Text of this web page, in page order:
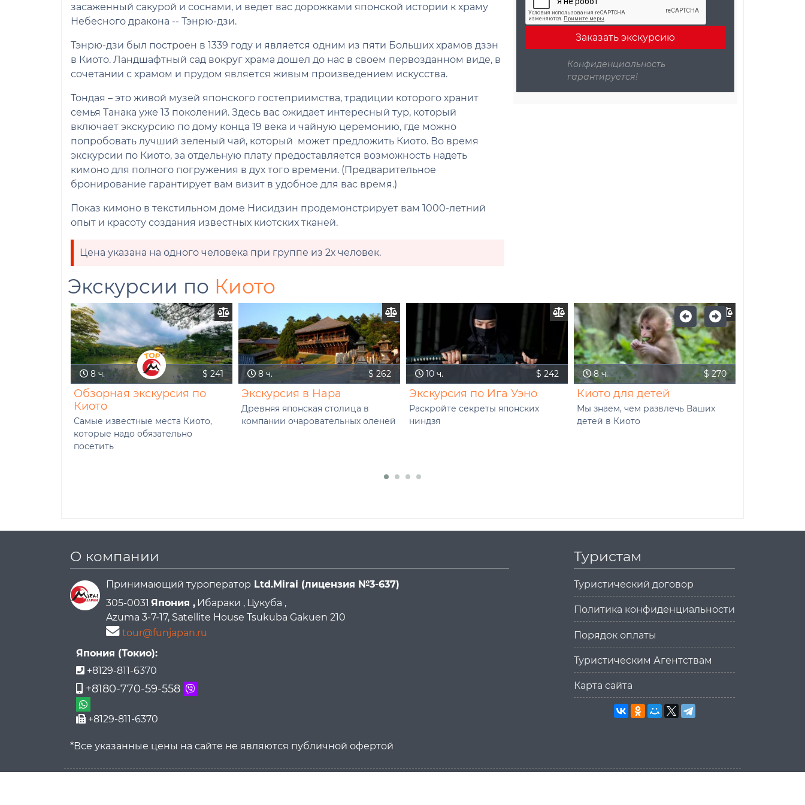
засаженный сакурой и соснами, и ведет вас дорожками японской истории к храму
Небесного дракона -- Тэнрю-дзи.
Тэнрю-дзи был построен в 1339 году и является одним из пяти Больших храмов дзэн
в Киото. Ландшафтный сад вокруг храма дошел до нас в своем первозданном виде, в
сочетании с храмом и прудом является живым произведением искусства.
Тондая – это живой музей японского гостеприимства, традиции которого хранит
семья Танака уже 13 поколений. Здесь вас ожидает интересный тур, который
включает экскурсию по дому конца 19 века и чайную церемонию, где можно
попробовать лучший зеленый чай, который может предложить Киото. Во время
экскурсии по Киото, за отдельную плату предоставляется возможность надеть
кимоно для полного погружения в дух того времени. (Предварительное
бронирование гарантирует вам визит в удобное для вас время.)
Показ кимоно в текстильном доме Нисидзин продемонстрирует вам 1000-летний
опыт и красоту создания известных киотских тканей.
Цена указана на одного человека при группе из 2х человек.
о
в
к
и
и
е
Экскурсии по Киото
8 ч. $ 241
Обзорная экскурсия по
Киото
Самые известные места Киото,
которые надо обязательно
посетить
8 ч. $ 262
Экскурсия в Нара
Древняя японская столица в
компании очаровательных оленей
10 ч. $ 242
Экскурсия по Ига Уэно
Раскройте секреты японских
ниндзя
8 ч. $ 270
Киото для детей
Мы знаем, чем развлечь Ваших
детей в Киото
О компании
Принимающий туроператор Ltd.Mirai (лицензия №3-637)
305-0031 Япония , Ибараки , Цукуба ,
Azuma 3-7-17, Satellite House Tsukuba Gakuen 210
tour@funjapan.ru
Япония (Токио):
+8129-811-6370
+8180-770-59-558
+8129-811-6370
*Все указанные цены на сайте не являются публичной офертой
Туристам
Туристический договор
Политика конфиденциальности
Порядок оплаты
Туристическим Агентствам
Карта сайта